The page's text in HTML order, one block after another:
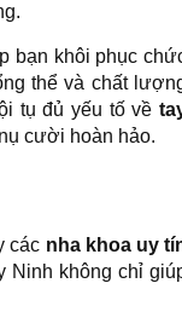
bạn khôi phục
thể và chất
tụ đủ yếu tố về
cười hoàn hảo.
các nha khoa uy
Ninh không chỉ